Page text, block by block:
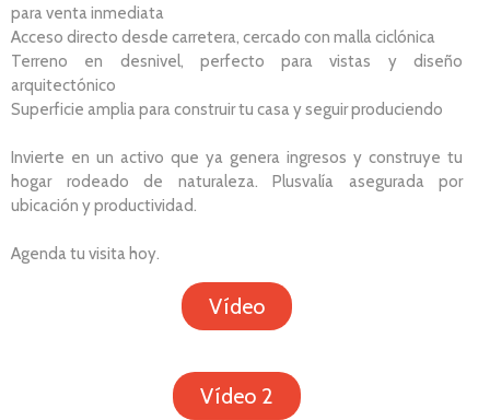
para venta inmediata
Acceso directo desde carretera, cercado con malla ciclónica
Terreno en desnivel, perfecto para vistas y diseño
arquitectónico
Superficie amplia para construir tu casa y seguir produciendo
Invierte en un activo que ya genera ingresos y construye tu
hogar rodeado de naturaleza. Plusvalía asegurada por
ubicación y productividad.
Agenda tu visita hoy.
Vídeo
Vídeo 2